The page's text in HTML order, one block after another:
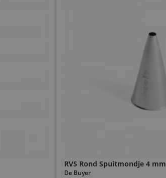
RVS Rond Spuitmondje 4 mm
De Buyer